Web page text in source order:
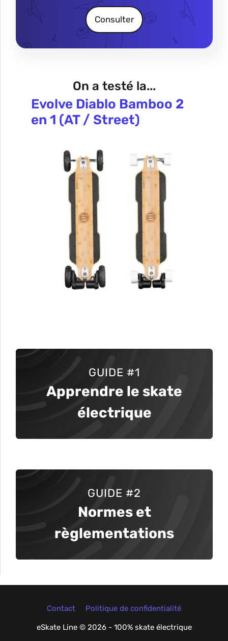
Consulter
On a testé la...
Evolve Diablo Bamboo 2
en 1 (AT / Street)
GUIDE #1
Apprendre le skate
électrique
GUIDE #2
Normes et
règlementations
Contact Politique de confidentialité
eSkate Line © 2026 - 100% skate électrique